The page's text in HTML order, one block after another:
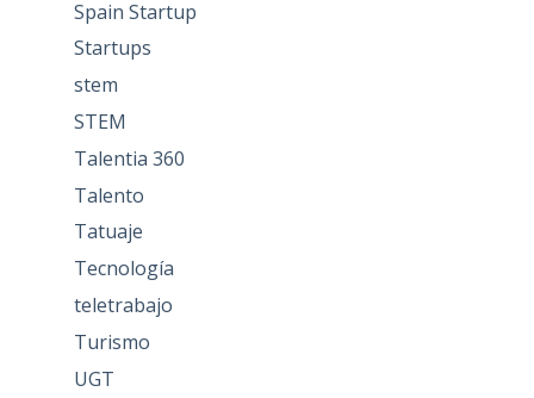
Spain Startup
Startups
stem
STEM
Talentia 360
Talento
Tatuaje
Tecnología
teletrabajo
Turismo
UGT